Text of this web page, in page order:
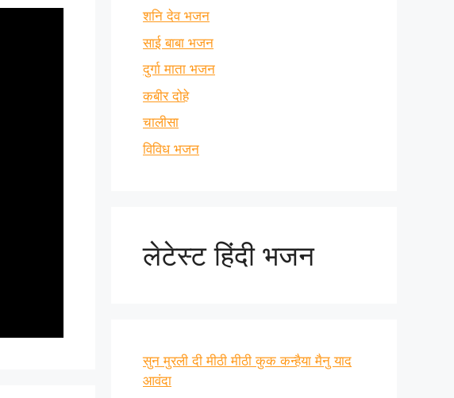
शनि देव भजन
साई बाबा भजन
दुर्गा माता भजन
कबीर दोहे
चालीसा
विविध भजन
लेटेस्ट हिंदी भजन
सुन मुरली दी मीठी मीठी कुक कन्हैया मैनु याद
आवंदा